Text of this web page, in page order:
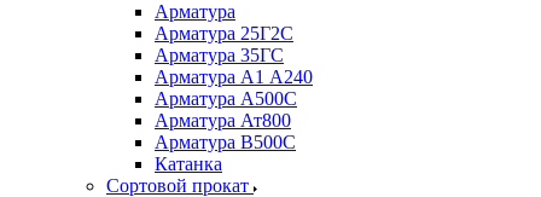
Арматура
Арматура 25Г2С
Арматура 35ГС
Арматура А1 А240
Арматура А500С
Арматура Ат800
Арматура В500С
Катанка
Сортовой прокат